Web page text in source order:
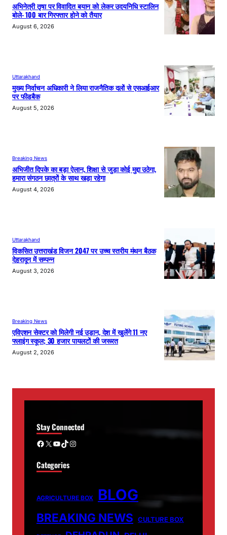
अभिनेत्री तृषा पर विवादित बयान को लेकर उदयनिधि स्टालिन
बोले- 100 बार गिरफ्तार होने को तैयार
August 6, 2026
Uttarakhand
मुख्य निर्वाचन अधिकारी ने लिया राजनैतिक दलों से एसआईआर
पर फीडबैक
August 5, 2026
Breaking News
अभिजीत दिपके का बड़ा ऐलान, शिक्षा से जुड़ा कोई मुद्दा उठेगा,
हमारा संगठन छात्रों के साथ खड़ा रहेगा
August 4, 2026
Uttarakhand
विकसित उत्तराखंड विजन 2047 पर उच्च स्तरीय मंथन बैठक
देहरादून में सम्पन्न
August 3, 2026
Breaking News
एविएशन सेक्टर को मिलेगी नई उड़ान, देश में खुलेंगे 11 नए
फ्लाइंग स्कूल; 30 हजार पायलटों की जरूरत
August 2, 2026
Stay Connected
Facebook X YouTube TikTok Instagram
Categories
AGRICULTURE BOX BLOG
BREAKING NEWS CULTURE BOX